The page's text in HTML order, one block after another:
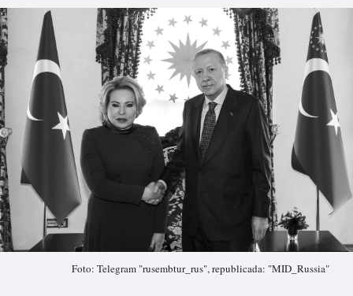
Foto: Telegram "rusembtur_rus", republicada: "MID_Russia"